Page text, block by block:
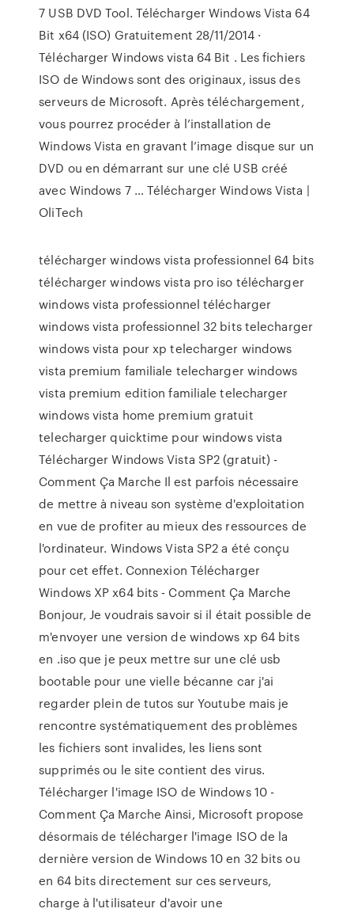
7 USB DVD Tool. Télécharger Windows Vista 64
Bit x64 (ISO) Gratuitement 28/11/2014 ·
Télécharger Windows vista 64 Bit . Les fichiers
ISO de Windows sont des originaux, issus des
serveurs de Microsoft. Après téléchargement,
vous pourrez procéder à l’installation de
Windows Vista en gravant l’image disque sur un
DVD ou en démarrant sur une clé USB créé
avec Windows 7 … Télécharger Windows Vista |
OliTech
télécharger windows vista professionnel 64 bits
télécharger windows vista pro iso télécharger
windows vista professionnel télécharger
windows vista professionnel 32 bits telecharger
windows vista pour xp telecharger windows
vista premium familiale telecharger windows
vista premium edition familiale telecharger
windows vista home premium gratuit
telecharger quicktime pour windows vista
Télécharger Windows Vista SP2 (gratuit) -
Comment Ça Marche Il est parfois nécessaire
de mettre à niveau son système d'exploitation
en vue de profiter au mieux des ressources de
l'ordinateur. Windows Vista SP2 a été conçu
pour cet effet. Connexion Télécharger
Windows XP x64 bits - Comment Ça Marche
Bonjour, Je voudrais savoir si il était possible de
m'envoyer une version de windows xp 64 bits
en .iso que je peux mettre sur une clé usb
bootable pour une vielle bécanne car j'ai
regarder plein de tutos sur Youtube mais je
rencontre systématiquement des problèmes
les fichiers sont invalides, les liens sont
supprimés ou le site contient des virus.
Télécharger l'image ISO de Windows 10 -
Comment Ça Marche Ainsi, Microsoft propose
désormais de télécharger l'image ISO de la
dernière version de Windows 10 en 32 bits ou
en 64 bits directement sur ces serveurs,
charge à l'utilisateur d'avoir une